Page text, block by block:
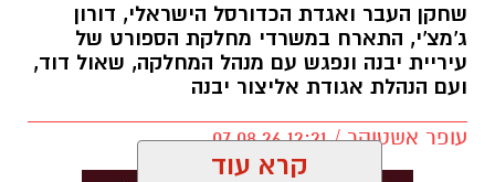
שחקן העבר ואגדת הכדורסל הישראלי, דורון
ג'מצ'י, התארח במשרדי מחלקת הספורט של
עיריית יבנה ונפגש עם מנהל המחלקה, שאול דוד,
ועם הנהלת אגודת אליצור יבנה
עופר אשטוקר / 12:21 07.08.26
קרא עוד